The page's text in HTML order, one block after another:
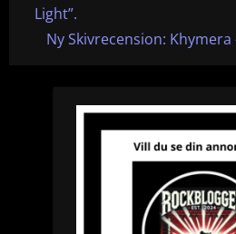
r
Light”.
N
Ny Skivrecension: